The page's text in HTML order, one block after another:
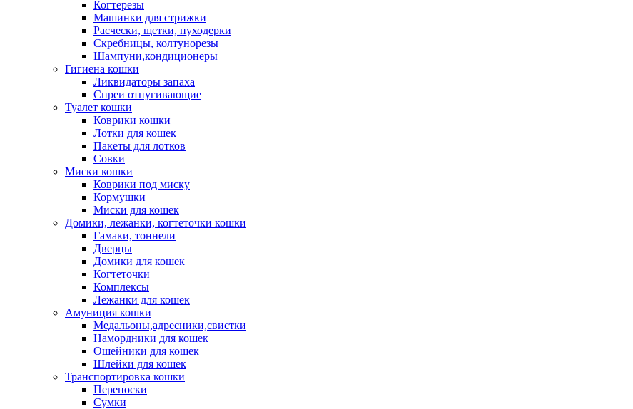
Когтерезы
Машинки для стрижки
Расчески, щетки, пуходерки
Скребницы, колтунорезы
Шампуни,кондиционеры
Гигиена кошки
Ликвидаторы запаха
Спреи отпугивающие
Туалет кошки
Коврики кошки
Лотки для кошек
Пакеты для лотков
Совки
Миски кошки
Коврики под миску
Кормушки
Миски для кошек
Домики, лежанки, когтеточки кошки
Гамаки, тоннели
Дверцы
Домики для кошек
Когтеточки
Комплексы
Лежанки для кошек
Амуниция кошки
Медальоны,адресники,свистки
Намордники для кошек
Ошейники для кошек
Шлейки для кошек
Транспортировка кошки
Переноски
Сумки